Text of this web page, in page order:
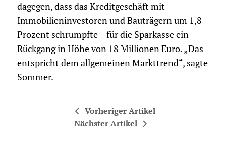
dagegen, dass das Kreditgeschäft mit
Immobilieninvestoren und Bauträgern um 1,8
Prozent schrumpfte – für die Sparkasse ein
Rückgang in Höhe von 18 Millionen Euro. „Das
entspricht dem allgemeinen Markttrend“, sagte
Sommer.
Vorheriger Artikel
Nächster Artikel